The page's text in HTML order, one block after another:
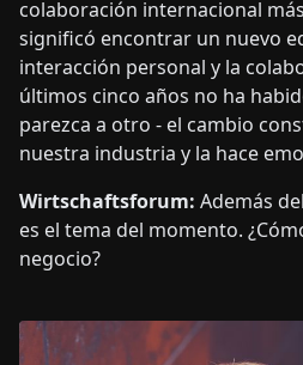
colaboración internacional
significó encontrar un nuevo
interacción personal y la
últimos cinco años no ha
parezca a otro - el cambio
nuestra industria y la hace
Wirtschaftsforum: Además
es el tema del momento.
negocio?